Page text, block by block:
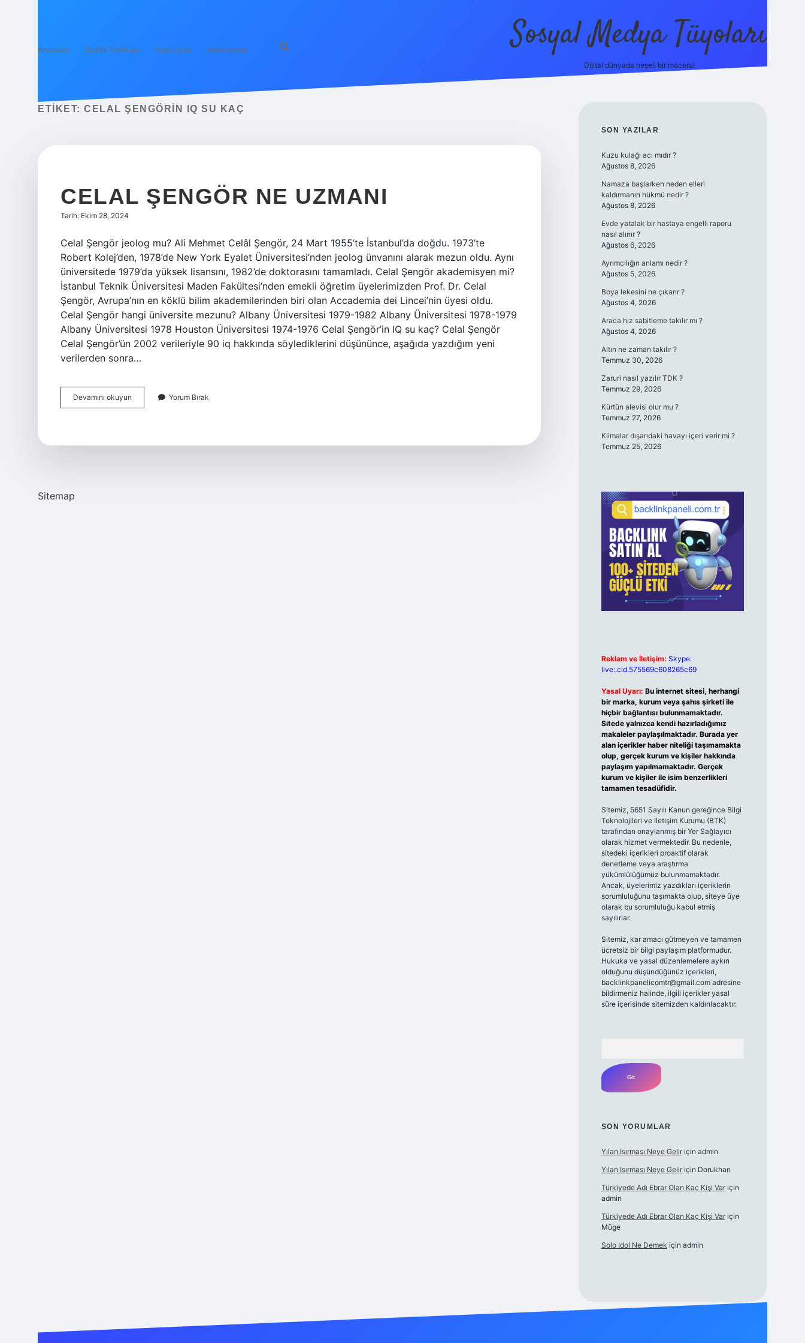
Anasayfa Gizlilik Politikası Yasal Uyarı Hakkımızda Sosyal Medya Tüyoları
Dijital dünyada neşeli bir macera!
ETIKET: CELAL ŞENGÖRIN IQ SU KAÇ
CELAL ŞENGÖR NE UZMANI
Tarih: Ekim 28, 2024
Celal Şengör jeolog mu? Ali Mehmet Celâl Şengör, 24 Mart 1955’te İstanbul’da doğdu. 1973’te
Robert Kolej’den, 1978’de New York Eyalet Üniversitesi’nden jeolog ünvanını alarak mezun oldu. Aynı
üniversitede 1979’da yüksek lisansını, 1982’de doktorasını tamamladı. Celal Şengör akademisyen mi?
İstanbul Teknik Üniversitesi Maden Fakültesi’nden emekli öğretim üyelerimizden Prof. Dr. Celal
Şengör, Avrupa’nın en köklü bilim akademilerinden biri olan Accademia dei Lincei’nin üyesi oldu.
Celal Şengör hangi üniversite mezunu? Albany Üniversitesi 1979-1982 Albany Üniversitesi 1978-1979
Albany Üniversitesi 1978 Houston Üniversitesi 1974-1976 Celal Şengör’in IQ su kaç? Celal Şengör
Celal Şengör’ün 2002 verileriyle 90 iq hakkında söylediklerini düşününce, aşağıda yazdığım yeni
verilerden sonra…
Devamını okuyun
Şengör
Yorum Bırak
Sitemap
SIDEBAR
SON YAZILAR
Kuzu kulağı acı mıdır ?
Ağustos 8, 2026
Namaza başlarken neden elleri
kaldırmanın hükmü nedir ?
Ağustos 8, 2026
Evde yatalak bir hastaya engelli raporu
nasıl alınır ?
Ağustos 6, 2026
Ayrımcılığın anlamı nedir ?
Ağustos 5, 2026
Boya lekesini ne çıkarır ?
Ağustos 4, 2026
Araca hız sabitleme takılır mı ?
Ağustos 4, 2026
Altın ne zaman takılır ?
Temmuz 30, 2026
Zaruri nasıl yazılır TDK ?
Temmuz 29, 2026
Kürtün alevisi olur mu ?
Temmuz 27, 2026
Klimalar dışarıdaki havayı içeri verir mi ?
Temmuz 25, 2026
Reklam ve İletişim: Skype:
live:.cid.575569c608265c69
Yasal Uyarı: Bu internet sitesi, herhangi
bir marka, kurum veya şahıs şirketi ile
hiçbir bağlantısı bulunmamaktadır.
Sitede yalnızca kendi hazırladığımız
makaleler paylaşılmaktadır. Burada yer
alan içerikler haber niteliği taşımamakta
olup, gerçek kurum ve kişiler hakkında
paylaşım yapılmamaktadır. Gerçek
kurum ve kişiler ile isim benzerlikleri
tamamen tesadüfidir.
Sitemiz, 5651 Sayılı Kanun gereğince Bilgi
Teknolojileri ve İletişim Kurumu (BTK)
tarafından onaylanmış bir Yer Sağlayıcı
olarak hizmet vermektedir. Bu nedenle,
sitedeki içerikleri proaktif olarak
denetleme veya araştırma
yükümlülüğümüz bulunmamaktadır.
Ancak, üyelerimiz yazdıkları içeriklerin
sorumluluğunu taşımakta olup, siteye üye
olarak bu sorumluluğu kabul etmiş
sayılırlar.
Sitemiz, kar amacı gütmeyen ve tamamen
ücretsiz bir bilgi paylaşım platformudur.
Hukuka ve yasal düzenlemelere aykırı
olduğunu düşündüğünüz içerikleri,
backlinkpanelicomtr@gmail.comadresine
bildirmeniz halinde, ilgili içerikler yasal
süre içerisinde sitemizden kaldırılacaktır.
SON YORUMLAR
Yılan Isırması Neye Geliriçin admin
Yılan Isırması Neye Geliriçin Dorukhan
Türkiyede Adı Ebrar Olan Kaç Kişi Variçin
admin
Türkiyede Adı Ebrar Olan Kaç Kişi Variçin
Müge
Solo Idol Ne Demek için admin